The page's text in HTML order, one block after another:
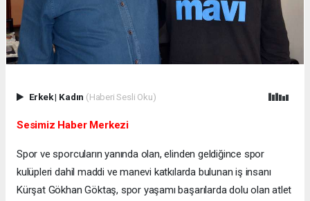
Erkek| Kadın (Haberi Sesli Oku)
Sesimiz Haber Merkezi
Spor ve sporcuların yanında olan, elinden geldiğince spor
kulüpleri dahil maddi ve manevi katkılarda bulunan iş insanı
Kürşat Gökhan Göktaş, spor yaşamı başarılarda dolu olan atlet